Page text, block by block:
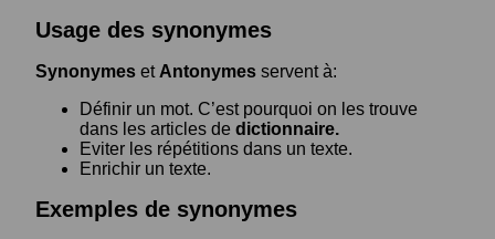
Usage des synonymes
Synonymes et Antonymes servent à:
Définir un mot. C’est pourquoi on les trouve
dans les articles de dictionnaire.
Eviter les répétitions dans un texte.
Enrichir un texte.
Exemples de synonymes